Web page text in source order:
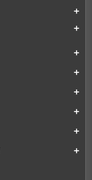
add
add
add
add
add
add
add
add